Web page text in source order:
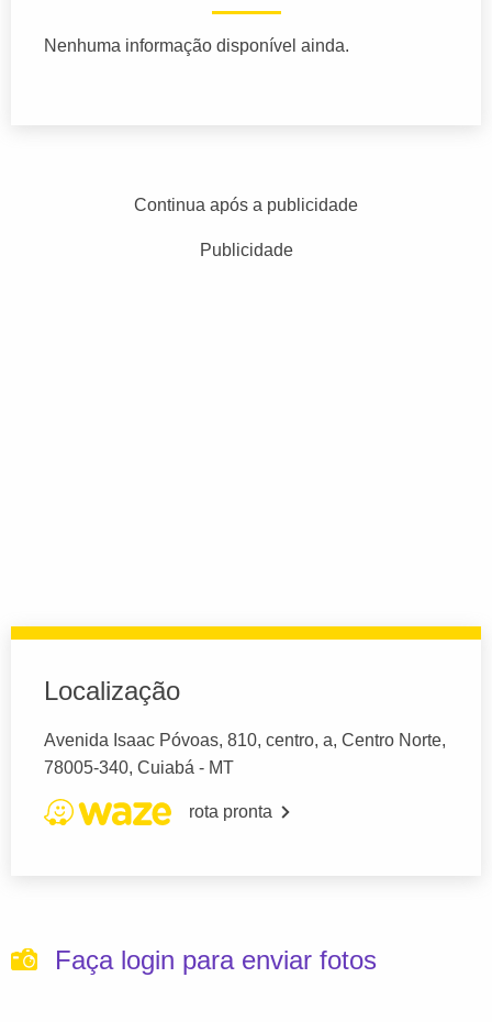
Nenhuma informação disponível ainda.
Continua após a publicidade
Publicidade
Localização
Avenida Isaac Póvoas, 810, centro, a, Centro Norte,
78005-340, Cuiabá - MT
rota pronta
Faça login para enviar fotos